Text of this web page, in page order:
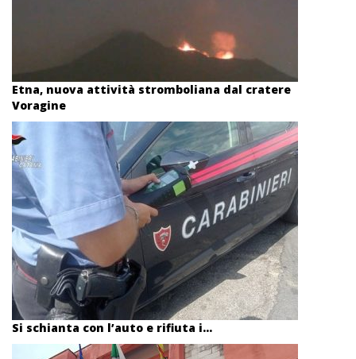
Etna, nuova attività stromboliana dal cratere
Voragine
Si schianta con l’auto e rifiuta i...